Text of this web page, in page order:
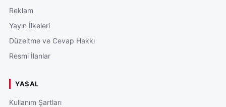
Reklam
Yayın İlkeleri
Düzeltme ve Cevap Hakkı
Resmi İlanlar
YASAL
Kullanım Şartları